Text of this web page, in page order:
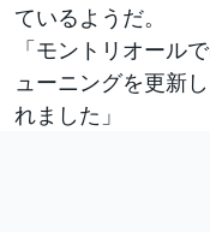
ているようだ。
「モントリオール
ューニングを更新
れました」